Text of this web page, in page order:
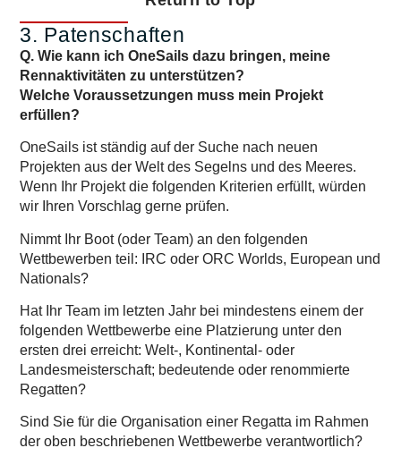
3. Patenschaften
Q. Wie kann ich OneSails dazu bringen, meine
Rennaktivitäten zu unterstützen?
Welche Voraussetzungen muss mein Projekt
erfüllen?
OneSails ist ständig auf der Suche nach neuen
Projekten aus der Welt des Segelns und des Meeres.
Wenn Ihr Projekt die folgenden Kriterien erfüllt, würden
wir Ihren Vorschlag gerne prüfen.
Nimmt Ihr Boot (oder Team) an den folgenden
Wettbewerben teil: IRC oder ORC Worlds, European und
Nationals?
Hat Ihr Team im letzten Jahr bei mindestens einem der
folgenden Wettbewerbe eine Platzierung unter den
ersten drei erreicht: Welt-, Kontinental- oder
Landesmeisterschaft; bedeutende oder renommierte
Regatten?
Sind Sie für die Organisation einer Regatta im Rahmen
der oben beschriebenen Wettbewerbe verantwortlich?